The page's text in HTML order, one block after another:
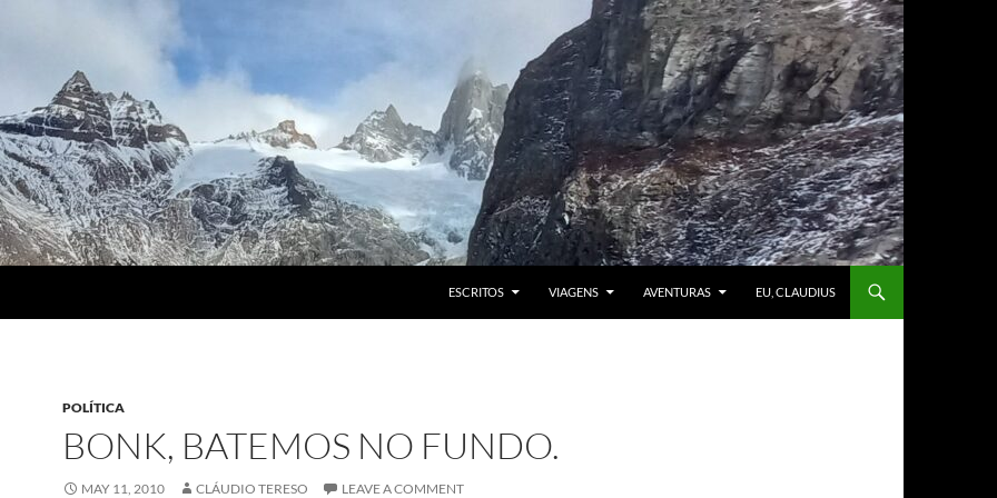
ESCRITOS VIAGENS AVENTURAS EU, CLAUDIUS
POLÍTICA
BONK, BATEMOS NO FUNDO.
MAY 11, 2010 CLÁUDIO TERESO LEAVE A COMMENT